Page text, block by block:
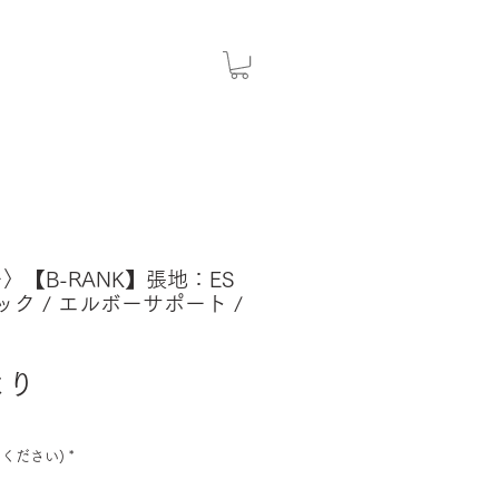
【B-RANK】張地：ES
ク / エルボーサポート /
ル
ださい) *